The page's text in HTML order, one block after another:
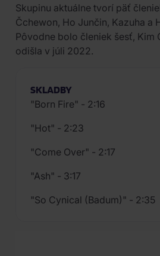
Skupinu aktuálne tvorí päť
Čchewon, Ho Junčin, Kazuha a
Pôvodne bolo členiek šesť, Kim
odišla v júli 2022.
SKLADBY
"Born Fire" - 2:16
"Hot" - 2:23
"Come Over" - 2:17
"Ash" - 3:17
"So Cynical (Badum)" - 2:35